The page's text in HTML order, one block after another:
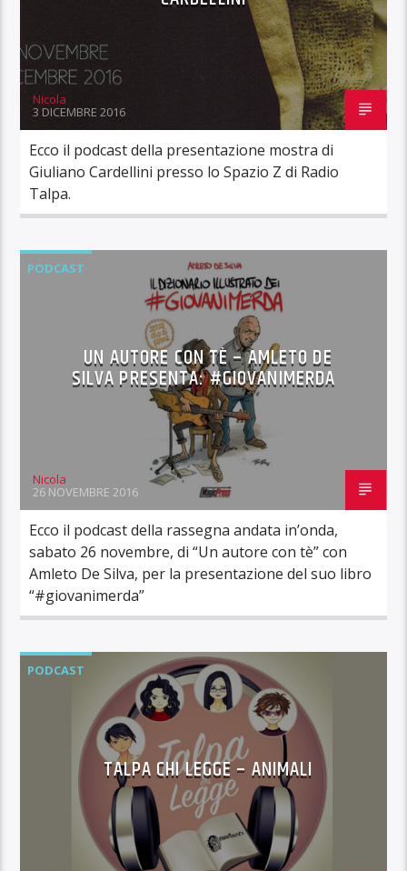
Nicola
3 DICEMBRE 2016
Ecco il podcast della presentazione mostra di
Giuliano Cardellini presso lo Spazio Z di Radio
Talpa.
PODCAST
UN AUTORE CON TÈ – AMLETO DE
SILVA PRESENTA: #GIOVANIMERDA
Nicola
26 NOVEMBRE 2016
Ecco il podcast della rassegna andata in’onda,
sabato 26 novembre, di “Un autore con tè” con
Amleto De Silva, per la presentazione del suo libro
“#giovanimerda”
PODCAST
TALPA CHI LEGGE – ANIMALI